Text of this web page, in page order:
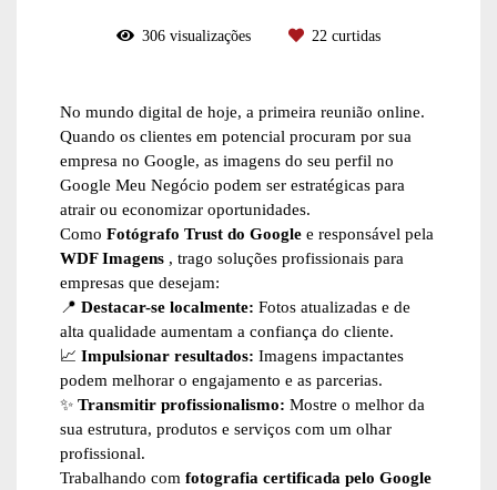
306 visualizações 22 curtidas
No mundo digital de hoje, a primeira reunião online.
Quando os clientes em potencial procuram por sua
empresa no Google, as imagens do seu perfil no
Google Meu Negócio podem ser estratégicas para
atrair ou economizar oportunidades.
Como Fotógrafo Trust do Googlee responsável pela
WDF Imagens, trago soluções profissionais para
empresas que desejam:
📍 Destacar-se localmente: Fotos atualizadas e de
alta qualidade aumentam a confiança do cliente.
📈 Impulsionar resultados: Imagens impactantes
podem melhorar o engajamento e as parcerias.
✨ Transmitir profissionalismo: Mostre o melhor da
sua estrutura, produtos e serviços com um olhar
profissional.
Trabalhando com fotografia certificada pelo Google